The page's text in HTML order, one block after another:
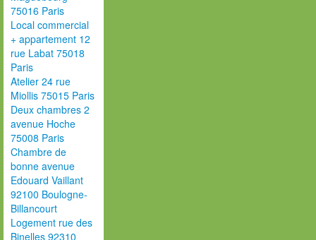
75016 Paris
Local commercial
+ appartement 12
rue Labat 75018
Paris
Atelier 24 rue
Miollis 75015 Paris
Deux chambres 2
avenue Hoche
75008 Paris
Chambre de
bonne avenue
Edouard Vaillant
92100 Boulogne-
Billancourt
Logement rue des
Binelles 92310